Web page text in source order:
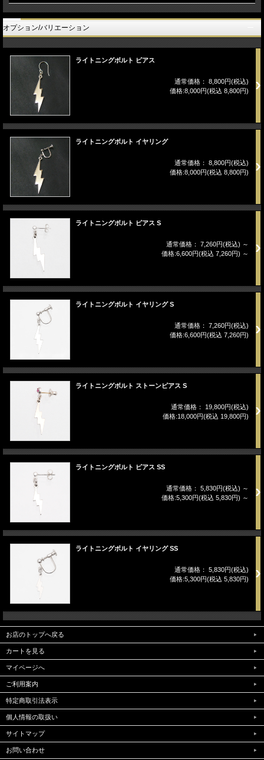
オプション/バリエーション
ライトニングボルト ピアス
通常価格： 8,800円(税込)
価格:8,000円(税込 8,800円)
ライトニングボルト イヤリング
通常価格： 8,800円(税込)
価格:8,000円(税込 8,800円)
ライトニングボルト ピアス S
通常価格： 7,260円(税込) ～
価格:6,600円(税込 7,260円) ～
ライトニングボルト イヤリング S
通常価格： 7,260円(税込)
価格:6,600円(税込 7,260円)
ライトニングボルト ストーンピアス S
通常価格： 19,800円(税込)
価格:18,000円(税込 19,800円)
ライトニングボルト ピアス SS
通常価格： 5,830円(税込) ～
価格:5,300円(税込 5,830円) ～
ライトニングボルト イヤリング SS
通常価格： 5,830円(税込)
価格:5,300円(税込 5,830円)
お店のトップへ戻る
カートを見る
マイページへ
ご利用案内
特定商取引法表示
個人情報の取扱い
サイトマップ
お問い合わせ